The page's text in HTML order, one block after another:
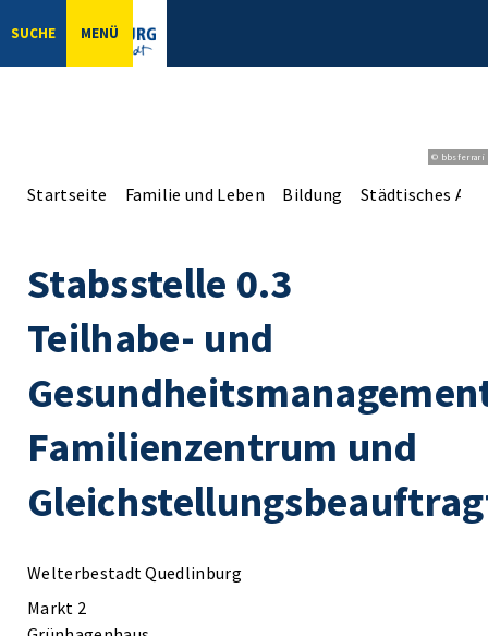
SUCHE MENÜ
© bbsferrari
Startseite Familie und Leben Bildung Städtisches
Stabsstelle 0.3
Teilhabe- und
Familienzentrum und
Welterbestadt Quedlinburg
Markt 2